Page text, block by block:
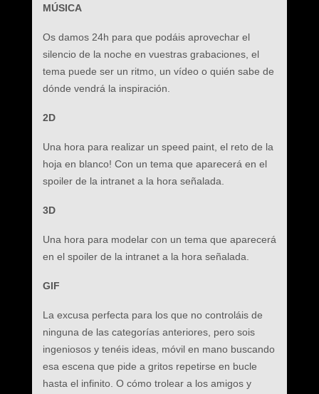
MÚSICA
Os damos 24h para que podáis aprovechar el
silencio de la noche en vuestras grabaciones, el
tema puede ser un ritmo, un vídeo o quién sabe de
dónde vendrá la inspiración.
2D
Una hora para realizar un speed paint, el reto de la
hoja en blanco! Con un tema que aparecerá en el
spoiler de la intranet a la hora señalada.
3D
Una hora para modelar con un tema que aparecerá
en el spoiler de la intranet a la hora señalada.
GIF
La excusa perfecta para los que no controláis de
ninguna de las categorías anteriores, pero sois
ingeniosos y tenéis ideas, móvil en mano buscando
esa escena que pide a gritos repetirse en bucle
hasta el infinito. O cómo trolear a los amigos y